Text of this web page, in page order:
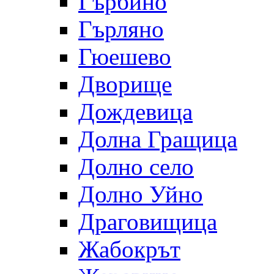
Гърляно
Гюешево
Дворище
Дождевица
Долна Гращица
Долно село
Долно Уйно
Драговищица
Жабокрът